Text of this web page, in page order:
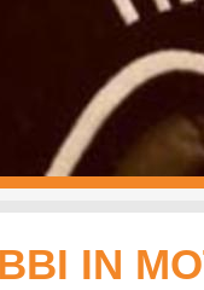
IN